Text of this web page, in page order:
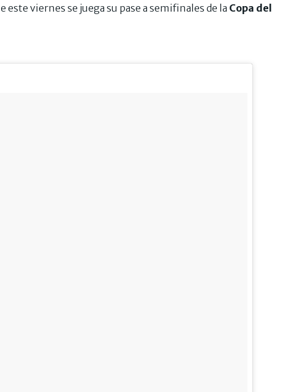
este viernes se juega su pase a semifinales de la Copa del